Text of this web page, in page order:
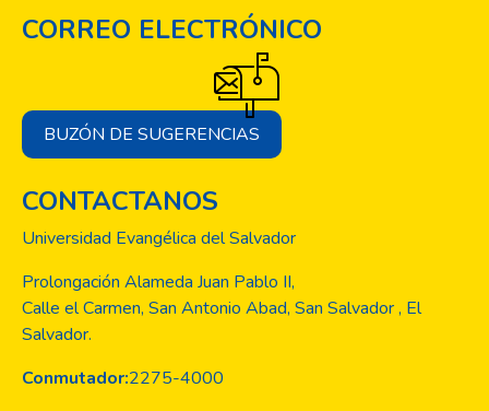
CORREO ELECTRÓNICO
BUZÓN DE SUGERENCIAS
CONTACTANOS
Universidad Evangélica del Salvador
Prolongación Alameda Juan Pablo II,
Calle el Carmen, San Antonio Abad, San Salvador , El
Salvador.
Conmutador:2275-4000